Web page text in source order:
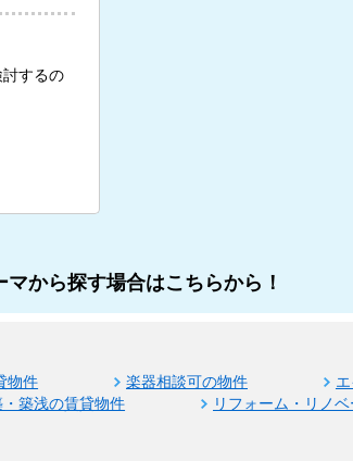
するの
マから探す場合はこちらから！
物件 楽器相談可の物件
・築浅の賃貸物件 リフォーム・リノ